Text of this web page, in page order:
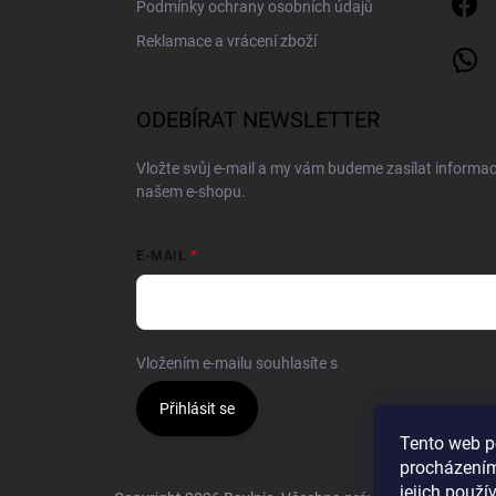
Tento web
Podmínky ochrany osobních údajů
Reklamace a vrácení zboží
ODEBÍRAT NEWSLETTER
Vložte svůj e-mail a my vám budeme zasílat
našem e-shopu.
E-MAIL
Vložením e-mailu souhlasíte s
Přihlásit se